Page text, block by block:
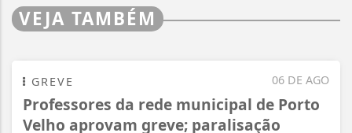
VEJA TAMBÉM
06 DE AGO
GREVE
Professores da rede municipal de Porto
Velho aprovam greve; paralisação